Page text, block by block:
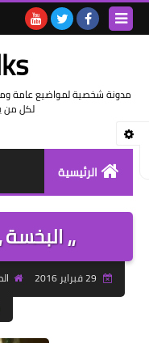
مدونة شخصية لمواضيع عامة
لكل من
الرئيسية
،،